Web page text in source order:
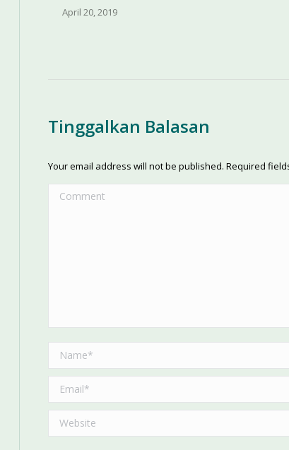
April 20, 2019
Tinggalkan Balasan
Your email address will not be published. Required
Comment
Name *
Email *
Website